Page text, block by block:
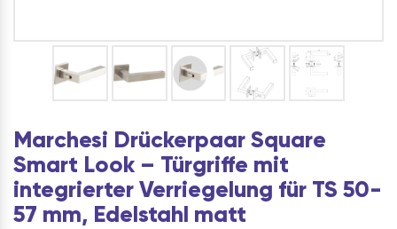
Marchesi Drückerpaar Square
Smart Look – Türgriffe mit
integrierter Verriegelung für TS 50-
57 mm, Edelstahl matt